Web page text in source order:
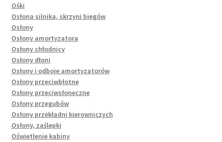
Ośki
Osłona silnika, skrzyni biegów
Osłony
Osłony amortyzatora
Osłony chłodnicy
Osłony dłoni
Osłony i odboje amortyzatorów
Osłony przeciwbłotne
Osłony przeciwsłoneczne
Osłony przegubów
Osłony przekładni kierowniczych
Osłony, zaślepki
Oświetlenie kabiny